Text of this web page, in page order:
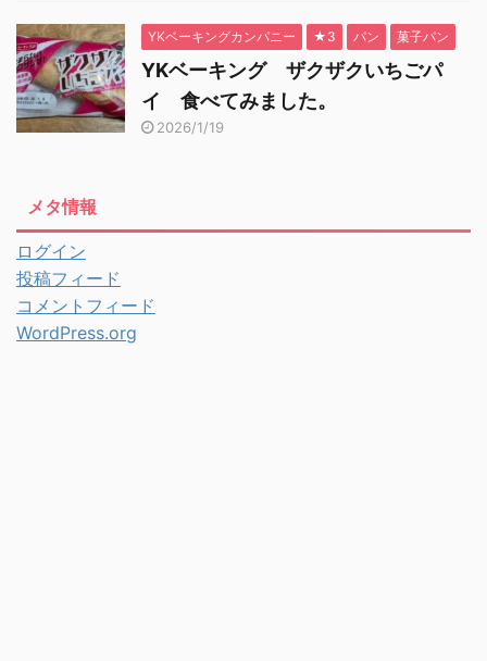
YKベーキングカンパニー ★3 パン 菓子パン
YKベーキング ザクザクいちごパ
イ 食べてみました。
2026/1/19
メタ情報
ログイン
投稿フィード
コメントフィード
WordPress.org